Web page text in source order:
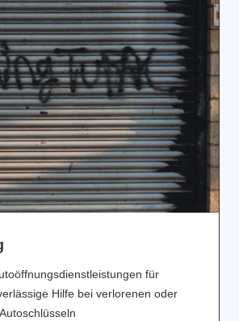
für
Hilfe bei verlorenen oder